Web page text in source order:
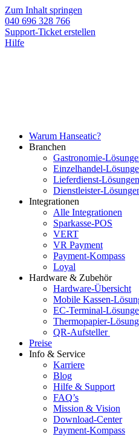
Zum Inhalt springen
040 696 328 766
Support-Ticket erstellen
Hilfe
Warum Hanseatic?
Branchen
Gastronomie-
Einzelhandel-
Lieferdienst-Lösungen
Dienstleister-
Integrationen
Alle Integrationen
Sparkasse-POS
VERT
VR Payment
Payment-Kompass
Loyal
Hardware & Zubehör
Hardware-Übersicht
Mobile Kassen-
EC-Terminal-
Thermopapier-
QR-Aufsteller
Preise
Info & Service
Karriere
Blog
Hilfe & Support
FAQ’s
Mission & Vision
Download-Center
Payment-Kompass